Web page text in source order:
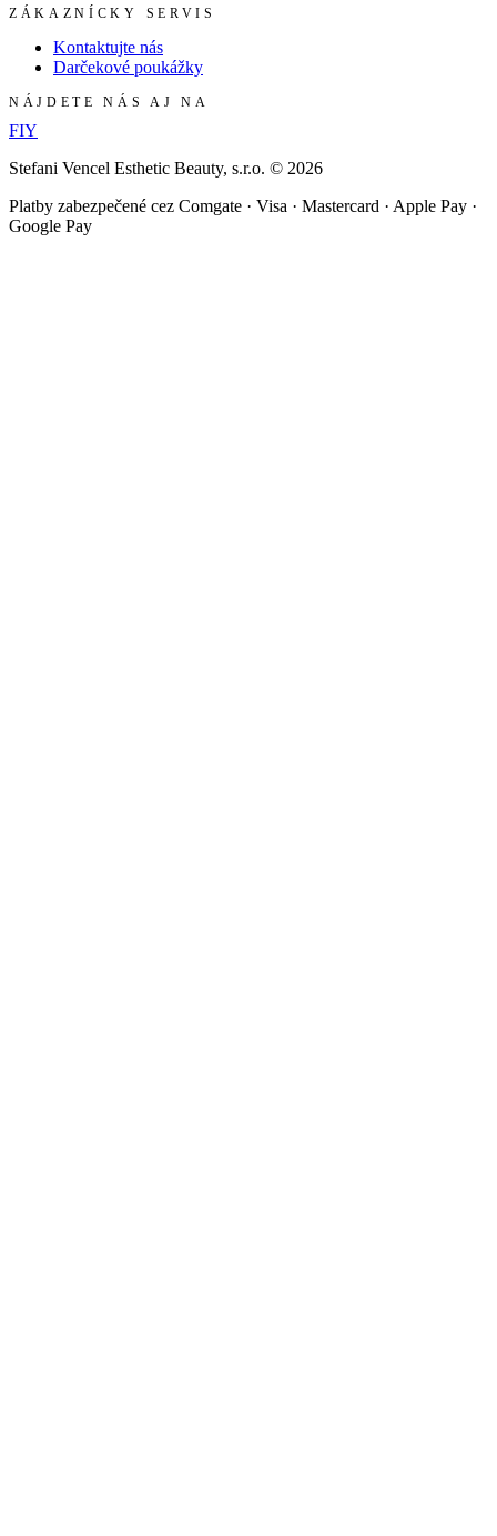
ZÁKAZNÍCKY SERVIS
Kontaktujte nás
Darčekové poukážky
NÁJDETE NÁS AJ NA
FIY
Stefani Vencel Esthetic Beauty, s.r.o. © 2026
Platby zabezpečené cez Comgate · Visa · Mastercard · Apple Pay ·
Google Pay